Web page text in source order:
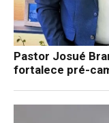
Pastor Josué
fortalece pré-